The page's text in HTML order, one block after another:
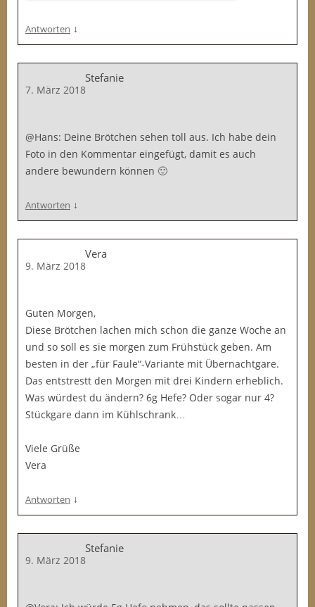
Antworten ↓
Stefanie
7. März 2018
@Hans: Deine Brötchen sehen toll aus. Ich habe dein
Foto in den Kommentar eingefügt, damit es auch
andere bewundern können 🙂
Antworten ↓
Vera
9. März 2018
Guten Morgen,
Diese Brötchen lachen mich schon die ganze Woche an
und so soll es sie morgen zum Frühstück geben. Am
besten in der „für Faule“-Variante mit Übernachtgare.
Das entstrestt den Morgen mit drei Kindern erheblich.
Was würdest du ändern? 6g Hefe? Oder sogar nur 4?
Stückgare dann im Kühlschrank…
Viele Grüße
Vera
Antworten ↓
Stefanie
9. März 2018